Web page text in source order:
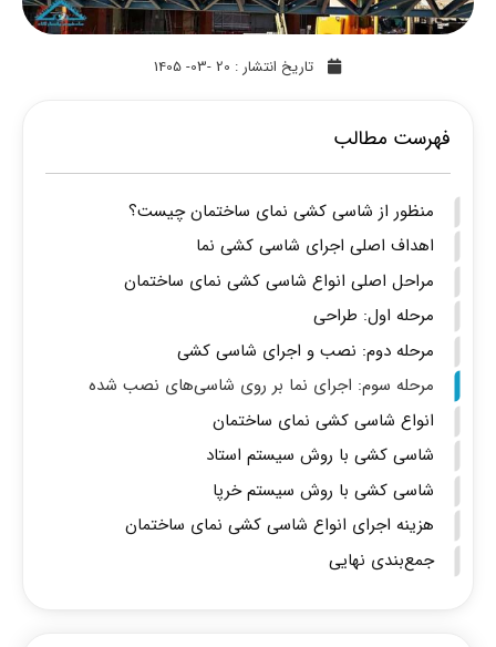
تاریخ انتشار : 20 -03- 1405
فهرست مطالب
منظور از شاسی کشی نمای ساختمان چیست؟
اهداف اصلی اجرای شاسی کشی نما
مراحل اصلی انواع شاسی کشی نمای ساختمان
مرحله اول: طراحی
مرحله دوم: نصب و اجرای شاسی کشی
مرحله سوم: اجرای نما بر روی شاسی‌های نصب شده
انواع شاسی کشی نمای ساختمان
شاسی کشی با روش سیستم استاد
شاسی کشی با روش سیستم خرپا
هزینه اجرای انواع شاسی کشی نمای ساختمان
جمع‌بندی نهایی